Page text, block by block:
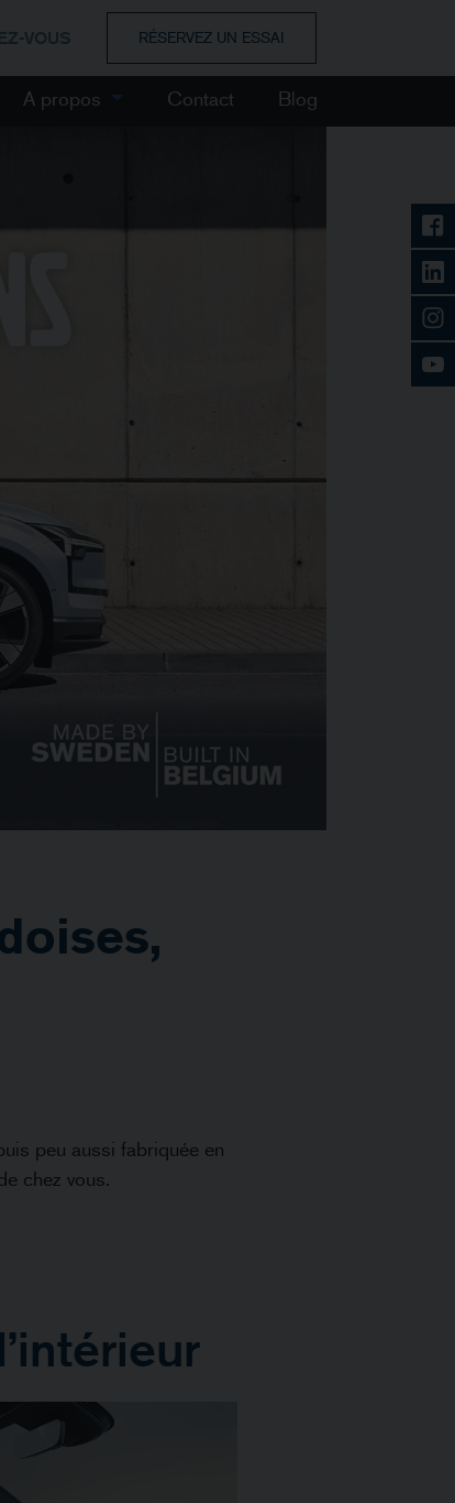
VOUS RÉSERVEZ UN ESSAI
A propos Contact Blog
peu aussi fabriquée en
chez vous.